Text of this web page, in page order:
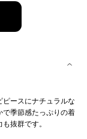
ースにナチュラルな
で季節感たっぷりの着
抜群です。